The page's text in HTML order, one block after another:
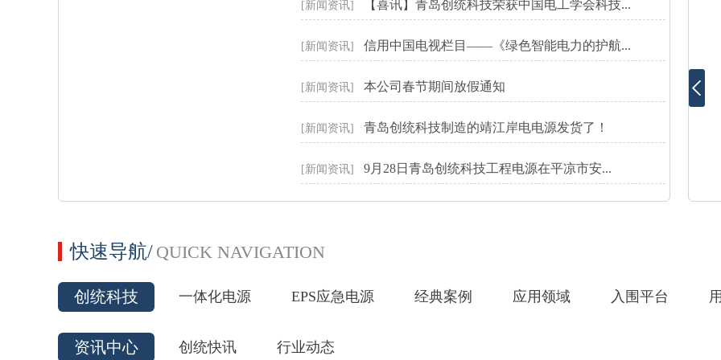
[新闻资讯] 【喜讯】青岛创统科技荣获中国电工学会科技...
[新闻资讯] 信用中国电视栏目——《绿色智能电力的护航...
[新闻资讯] 本公司春节期间放假通知
[新闻资讯] 青岛创统科技制造的靖江岸电电源发货了！
[新闻资讯] 9月28日青岛创统科技工程电源在平凉市安...
快速导航/ QUICK NAVIGATION
创统科技 一体化电源 EPS应急电源 经典案例 应用领域 入围平台
资讯中心 创统快讯 行业动态